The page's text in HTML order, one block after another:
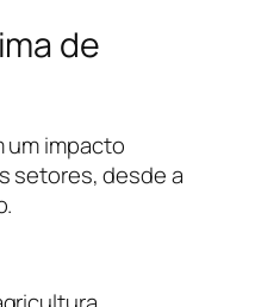
de
um impacto
setores, desde a